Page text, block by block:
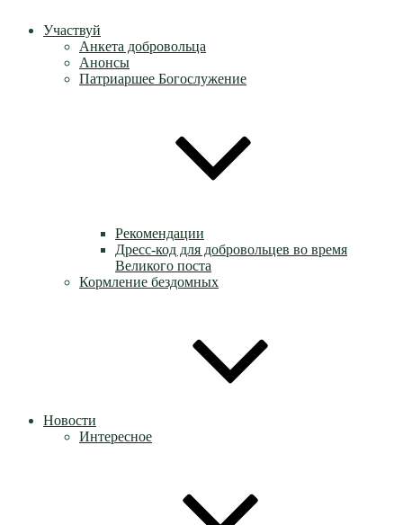
Участвуй
Анкета добровольца
Анонсы
Патриаршее Богослужение
Рекомендации
Дресс-код для добровольцев во время
Великого поста
Кормление бездомных
Новости
Интересное